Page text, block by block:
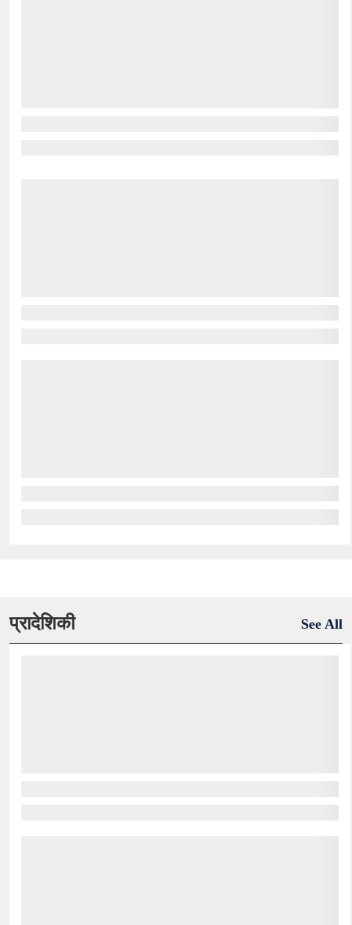
प्रादेशिकी See All